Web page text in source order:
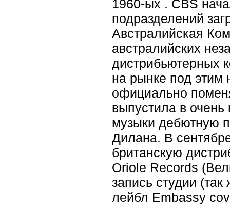
1960-ых . CBS
подразделений
Австралийская
австралийских
дистрибьютерных
на рынке под этим
официально
выпустила в
музыки дебютную
Дилана. В
британскую
Oriole Records
запись студии
лейбл Embassy